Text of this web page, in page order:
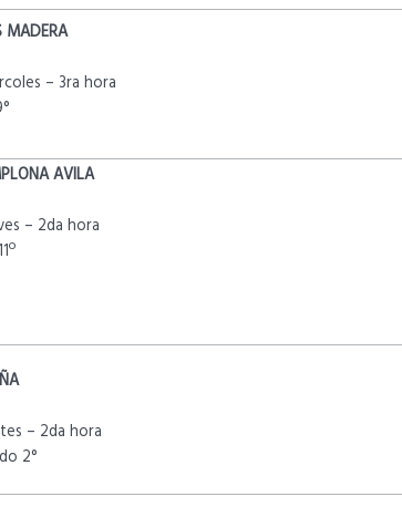
MADERA
– 3ra hora
AVILA
– 2da hora
– 2da hora
2°